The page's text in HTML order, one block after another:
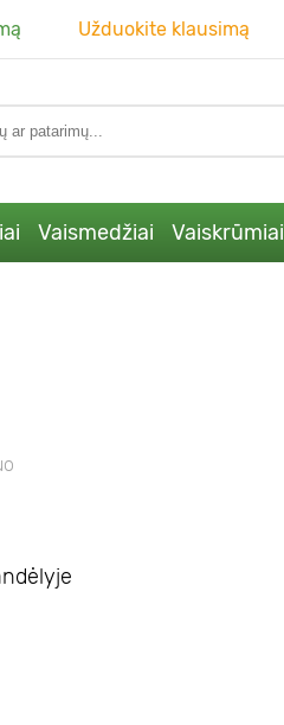
Užduokite klausimą
Vaismedžiai Vaiskrūmiai